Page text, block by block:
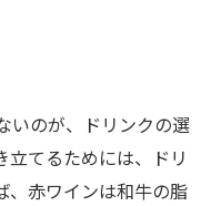
いのが、ドリンクの選
立てるためには、ドリ
、赤ワインは和牛の脂